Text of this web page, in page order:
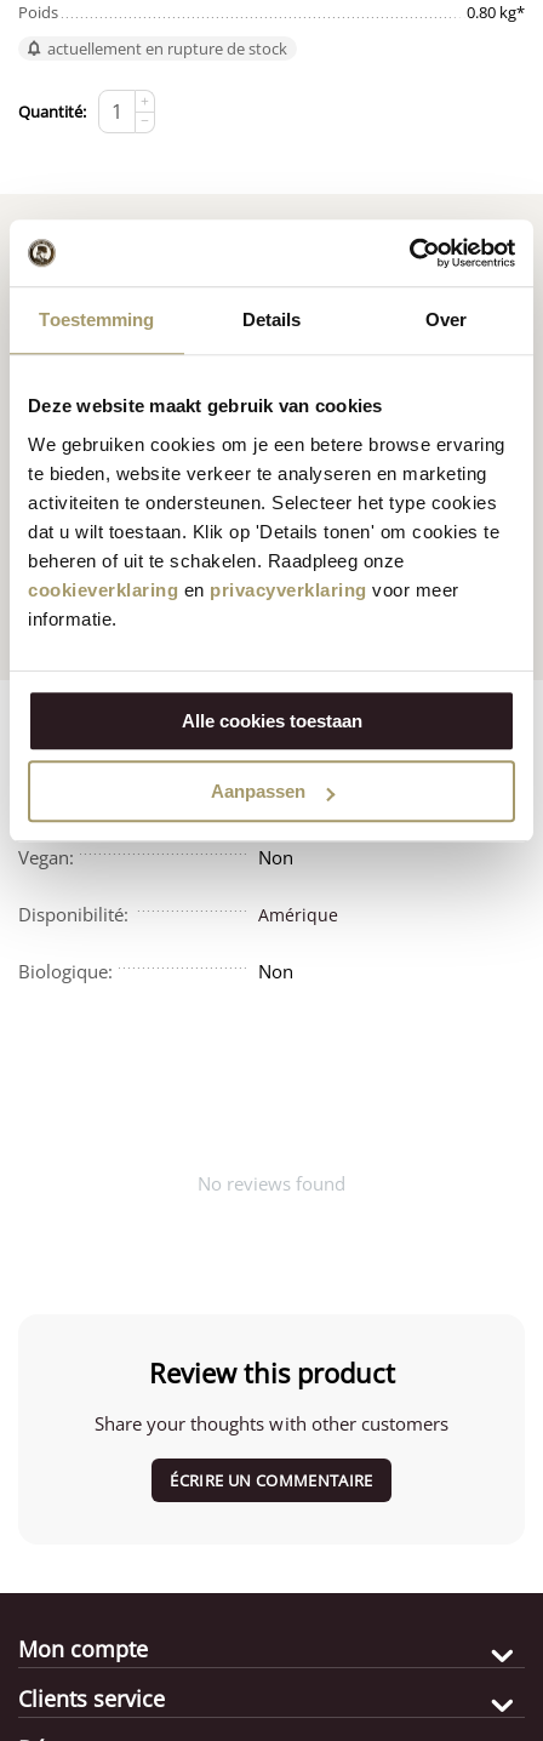
Toestemming Details Over
Deze website maakt gebruik van cookies
We gebruiken cookies om je een betere browse ervaring
te bieden, website verkeer te analyseren en marketing
activiteiten te ondersteunen. Selecteer het type cookies
dat u wilt toestaan. Klik op 'Details tonen' om cookies te
beheren of uit te schakelen. Raadpleeg onze
cookieverklaring en privacyverklaring voor meer
informatie.
Alle cookies toestaan
Aanpassen
Poids
0.80 kg*
actuellement en rupture de stock
Quantité:
+
−
Nos clients nous
attribuent une note
moyenne de 9,5 %
Expéditions mondiales
Reviews
Non
Vegan: Non
Disponibilité: Amérique
Biologique: Non
No reviews found
Review this product
Share your thoughts with other customers
ÉCRIRE UN COMMENTAIRE
Mon compte
Clients service